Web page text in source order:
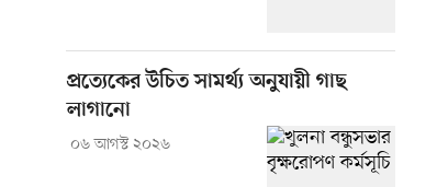
প্রত্যেকের উচিত সামর্থ্য অনুযায়ী গাছ
লাগানো
০৬ আগস্ট ২০২৬